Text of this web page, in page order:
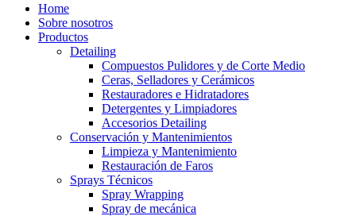
Home
Sobre nosotros
Productos
Detailing
Compuestos Pulidores y de Corte Medio
Ceras, Selladores y Cerámicos
Restauradores e Hidratadores
Detergentes y Limpiadores
Accesorios Detailing
Conservación y Mantenimientos
Limpieza y Mantenimiento
Restauración de Faros
Sprays Técnicos
Spray Wrapping
Spray de mecánica